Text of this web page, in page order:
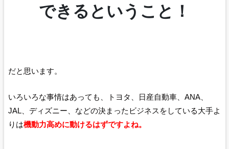
できるということ！
だと思います。
いろいろな事情はあっても、トヨタ、日産自動車、ANA、
JAL、ディズニー、などの決まったビジネスをしている大手よ
りは機動力高めに動けるはずですよね。